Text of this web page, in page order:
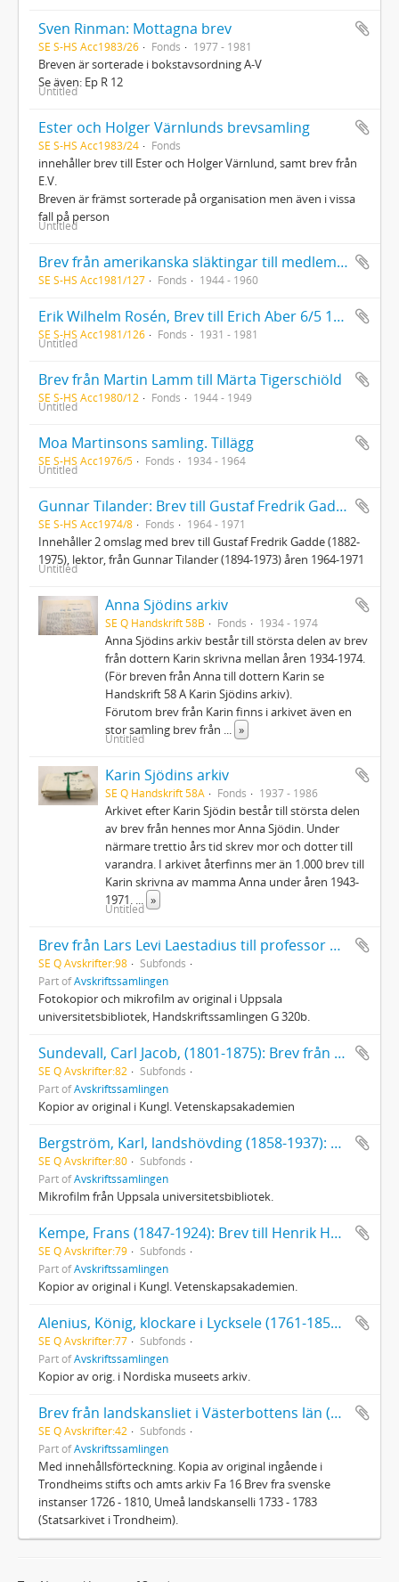
Sven Rinman: Mottagna brev
SE S-HS Acc1983/26 Fonds 1977 - 1981
Breven är sorterade i bokstavsordning A-V
Se även: Ep R 12
Untitled
Ester och Holger Värnlunds brevsamling
SE S-HS Acc1983/24 Fonds
innehåller brev till Ester och Holger Värnlund, samt brev från
E.V.
Breven är främst sorterade på organisation men även i vissa
fall på person
Untitled
Brev från amerikanska släktingar till medlemmar av fam. Hansson och Andersson
SE S-HS Acc1981/127 Fonds 1944 - 1960
Erik Wilhelm Rosén, Brev till Erich Aber 6/5 1981; Göran Strömbeck, Tre brev till Diana Rosell 1931 och 1933
SE S-HS Acc1981/126 Fonds 1931 - 1981
Untitled
Brev från Martin Lamm till Märta Tigerschiöld
SE S-HS Acc1980/12 Fonds 1944 - 1949
Untitled
Moa Martinsons samling. Tillägg
SE S-HS Acc1976/5 Fonds 1934 - 1964
Untitled
Gunnar Tilander: Brev till Gustaf Fredrik Gadde
SE S-HS Acc1974/8 Fonds 1964 - 1971
Innehåller 2 omslag med brev till Gustaf Fredrik Gadde (1882-
1975), lektor, från Gunnar Tilander (1894-1973) åren 1964-1971
Untitled
Anna Sjödins arkiv
SE Q Handskrift 58B Fonds 1934 - 1974
Anna Sjödins arkiv består till största delen av brev
från dottern Karin skrivna mellan åren 1934-1974.
(För breven från Anna till dottern Karin se
Handskrift 58 A Karin Sjödins arkiv).
Förutom brev från Karin finns i arkivet även en
stor samling brev från
»
Untitled
Karin Sjödins arkiv
SE Q Handskrift 58A Fonds 1937 - 1986
Arkivet efter Karin Sjödin består till största delen
av brev från hennes mor Anna Sjödin. Under
närmare trettio års tid skrev mor och dotter till
varandra. I arkivet återfinns mer än 1.000 brev till
Karin skrivna av mamma Anna under åren 1943-
1971.
»
Untitled
Brev från Lars Levi Laestadius till professor Göran Wahlenberg, Uppsala 1807 - 1843 spridda år
SE Q Avskrifter:98
Subfonds
Part ofAvskriftssamlingen
Fotokopior och mikrofilm av original i Uppsala
universitetsbibliotek, Handskriftssamlingen G 320b.
Sundevall, Carl Jacob, (1801-1875): Brev från Nils Johan Sundelin i Lycksele 1840-1850
SE Q Avskrifter:82
Subfonds
Part ofAvskriftssamlingen
Kopior av original i Kungl. Vetenskapsakademien
Bergström, Karl, landshövding (1858-1937): Brev från FD Paul Hellström
SE Q Avskrifter:80
Subfonds
Part ofAvskriftssamlingen
Mikrofilm från Uppsala universitetsbibliotek.
Kempe, Frans (1847-1924): Brev till Henrik Hesselman m.m.
SE Q Avskrifter:79
Subfonds
Part ofAvskriftssamlingen
Kopior av original i Kungl. Vetenskapsakademien.
Alenius, König, klockare i Lycksele (1761-1854), 47 brev till J. A. Linder åren 1835-1854
SE Q Avskrifter:77
Subfonds
Part ofAvskriftssamlingen
Kopior av orig. i Nordiska museets arkiv.
Brev från landskansliet i Västerbottens län (med bilagor) till stiftsamtmannen i Trondheim 1734, 1735, 1745, 1752, 1753 och 1783
SE Q Avskrifter:42
Subfonds
Part ofAvskriftssamlingen
Med innehållsförteckning. Kopia av original ingående i
Trondheims stifts och amts arkiv Fa 16 Brev fra svenske
instanser 1726 - 1810, Umeå landskanselli 1733 - 1783
(Statsarkivet i Trondheim).